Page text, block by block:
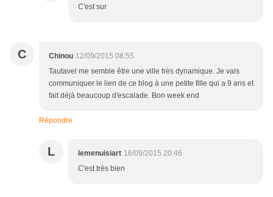
C'est sur
C Chinou 12/09/2015 08:55
Tautavel me semble être une ville très dynamique. Je vais
communiquer le lien de ce blog à une petite fille qui a 9 ans et
fait déjà beaucoup d'escalade. Bon week end
Répondre
L lemenuisiart 16/09/2015 20:46
C'est très bien